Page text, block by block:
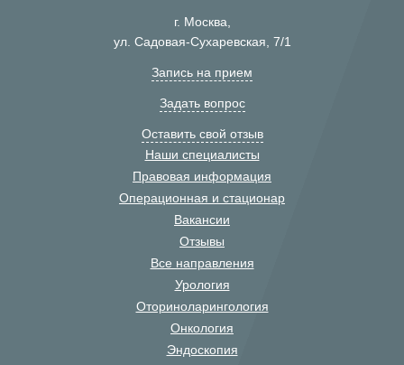
г. Москва,
ул. Садовая-Сухаревская, 7/1
Запись на прием
Задать вопрос
Оставить свой отзыв
Наши специалисты
Правовая информация
Операционная и стационар
Вакансии
Отзывы
Все направления
Урология
Оториноларингология
Онкология
Эндоскопия